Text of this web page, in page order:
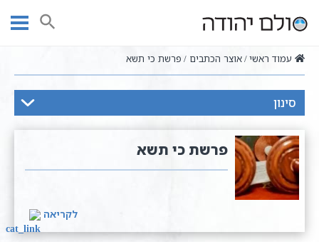
חיפוש
עמוד ראשי אוצר הכתבים פרשת כי תשא
פרשת כי תשא
לקריאה
סינון